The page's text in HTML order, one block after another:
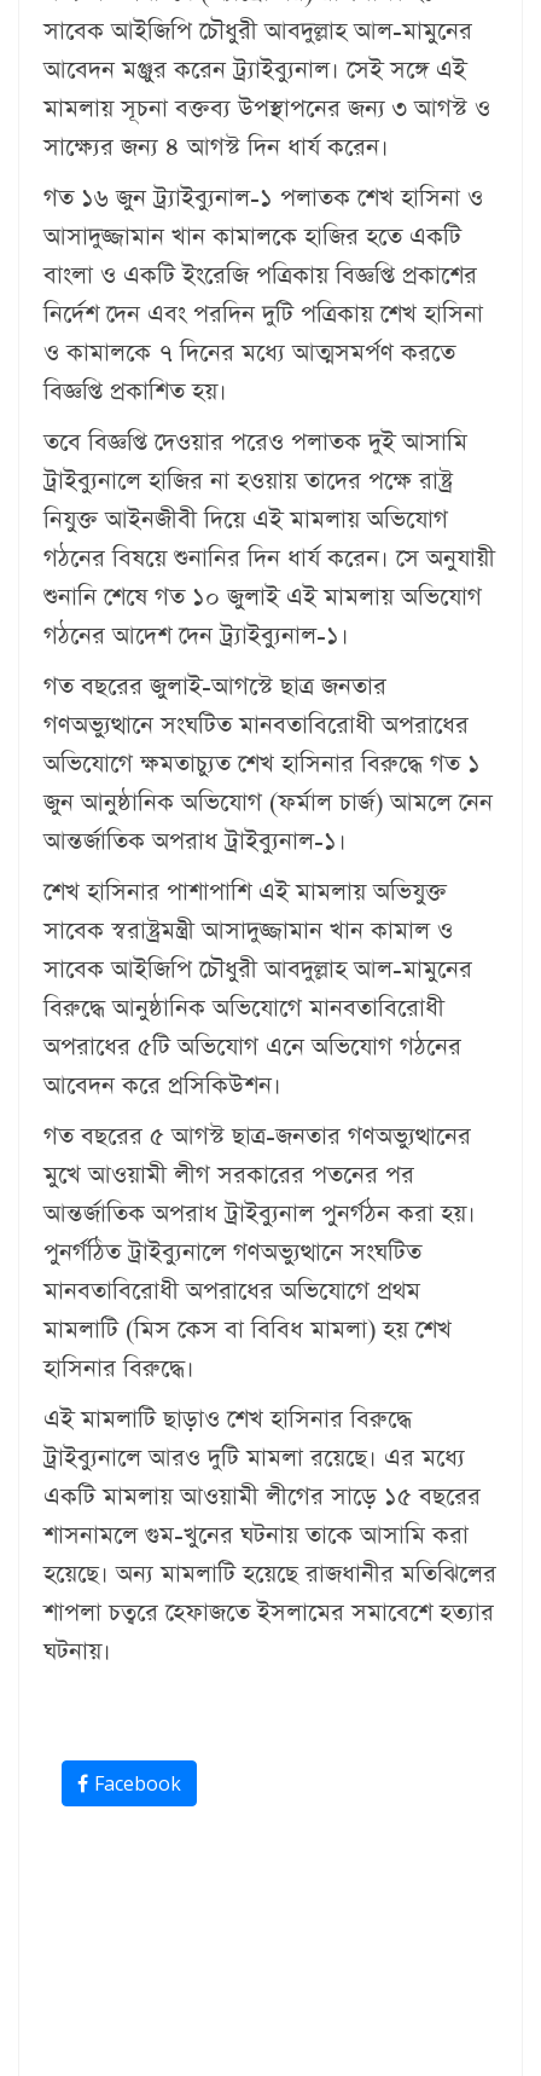
সাবেক আইজিপি চৌধুরী আবদুল্লাহ আল-মামুনের
আবেদন মঞ্জুর করেন ট্র্যাইব্যুনাল। সেই সঙ্গে এই
মামলায় সূচনা বক্তব্য উপস্থাপনের জন্য ৩ আগস্ট ও
সাক্ষ্যের জন্য ৪ আগস্ট দিন ধার্য করেন।
গত ১৬ জুন ট্র্যাইব্যুনাল-১ পলাতক শেখ হাসিনা ও
আসাদুজ্জামান খান কামালকে হাজির হতে একটি
বাংলা ও একটি ইংরেজি পত্রিকায় বিজ্ঞপ্তি প্রকাশের
নির্দেশ দেন এবং পরদিন দুটি পত্রিকায় শেখ হাসিনা
ও কামালকে ৭ দিনের মধ্যে আত্মসমর্পণ করতে
বিজ্ঞপ্তি প্রকাশিত হয়।
তবে বিজ্ঞপ্তি দেওয়ার পরেও পলাতক দুই আসামি
ট্রাইব্যুনালে হাজির না হওয়ায় তাদের পক্ষে রাষ্ট্র
নিযুক্ত আইনজীবী দিয়ে এই মামলায় অভিযোগ
গঠনের বিষয়ে শুনানির দিন ধার্য করেন। সে অনুযায়ী
শুনানি শেষে গত ১০ জুলাই এই মামলায় অভিযোগ
গঠনের আদেশ দেন ট্র্যাইব্যুনাল-১।
গত বছরের জুলাই-আগস্টে ছাত্র জনতার
গণঅভ্যুত্থানে সংঘটিত মানবতাবিরোধী অপরাধের
অভিযোগে ক্ষমতাচ্যুত শেখ হাসিনার বিরুদ্ধে গত ১
জুন আনুষ্ঠানিক অভিযোগ (ফর্মাল চার্জ) আমলে নেন
আন্তর্জাতিক অপরাধ ট্রাইব্যুনাল-১।
শেখ হাসিনার পাশাপাশি এই মামলায় অভিযুক্ত
সাবেক স্বরাষ্ট্রমন্ত্রী আসাদুজ্জামান খান কামাল ও
সাবেক আইজিপি চৌধুরী আবদুল্লাহ আল-মামুনের
বিরুদ্ধে আনুষ্ঠানিক অভিযোগে মানবতাবিরোধী
অপরাধের ৫টি অভিযোগ এনে অভিযোগ গঠনের
আবেদন করে প্রসিকিউশন।
গত বছরের ৫ আগস্ট ছাত্র-জনতার গণঅভ্যুত্থানের
মুখে আওয়ামী লীগ সরকারের পতনের পর
আন্তর্জাতিক অপরাধ ট্রাইব্যুনাল পুনর্গঠন করা হয়।
পুনর্গঠিত ট্রাইব্যুনালে গণঅভ্যুত্থানে সংঘটিত
মানবতাবিরোধী অপরাধের অভিযোগে প্রথম
মামলাটি (মিস কেস বা বিবিধ মামলা) হয় শেখ
হাসিনার বিরুদ্ধে।
এই মামলাটি ছাড়াও শেখ হাসিনার বিরুদ্ধে
ট্রাইব্যুনালে আরও দুটি মামলা রয়েছে। এর মধ্যে
একটি মামলায় আওয়ামী লীগের সাড়ে ১৫ বছরের
শাসনামলে গুম-খুনের ঘটনায় তাকে আসামি করা
হয়েছে। অন্য মামলাটি হয়েছে রাজধানীর মতিঝিলের
শাপলা চত্বরে হেফাজতে ইসলামের সমাবেশে হত্যার
ঘটনায়।
Facebook